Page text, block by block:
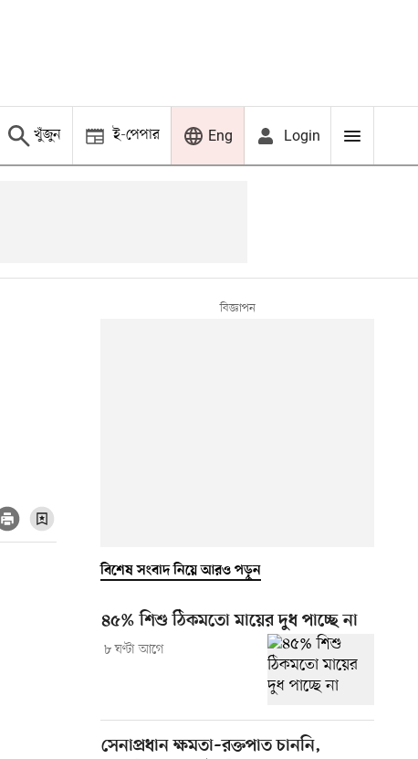
খুঁজুন ই-পেপার Eng Login
বিশেষ সংবাদ নিয়ে আরও পড়ুন
৪৫% শিশু ঠিকমতো মায়ের দুধ পাচ্ছে না
৮ ঘণ্টা আগে
সেনাপ্রধান ক্ষমতা–রক্তপাত চাননি,